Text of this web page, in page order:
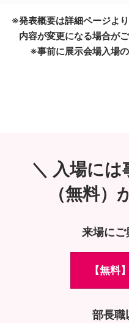
※発表概要は詳細ページよ
内容が変更になる場合が
※事前に展示会場入場
＼ 入場に
（無料）
来場に
【無料
部長